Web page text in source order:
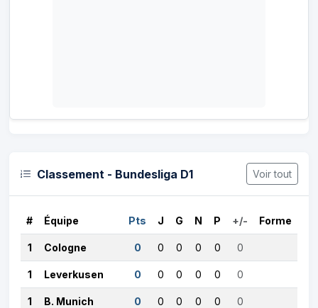
Classement - Bundesliga D1 Voir tout
# Équipe Pts J G N P +/- Forme
1 Cologne 0 0 0 0 0 0
1 Leverkusen 0 0 0 0 0 0
1 B. Munich 0 0 0 0 0 0